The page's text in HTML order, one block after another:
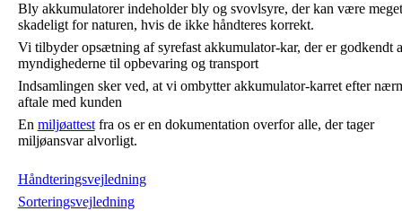
Bly akkumulatorer indeholder bly og svovlsyre, der kan være meget
skadeligt for naturen, hvis de ikke håndteres korrekt.
Vi tilbyder opsætning af syrefast akkumulator-kar, der er godkendt
myndighederne til opbevaring og transport
Indsamlingen sker ved, at vi ombytter akkumulator-karret efter
aftale med kunden
En miljøattestfra os er en dokumentation overfor alle, der tager
miljøansvar alvorligt.
Håndteringsvejledning
Sorteringsvejledning